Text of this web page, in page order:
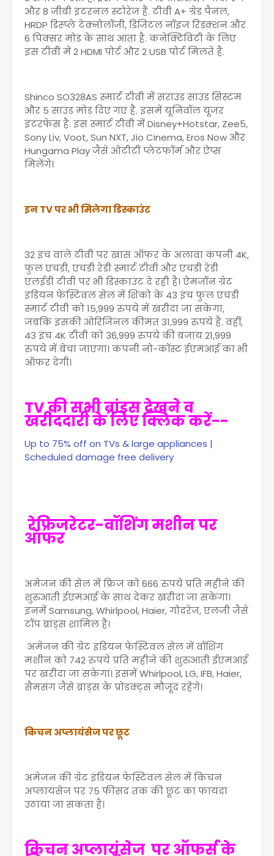
और 8 जीबी इंटरनल स्टोरेज हैं. टीवी A+ ग्रेड पैनल,
HRDP डिस्प्ले टेक्नोलॉजी, डिजिटल नॉइज रिडक्शन और
6 पिक्सर मोड के साथ आता है. कनेक्टिविटी के लिए
इस टीवी में 2 HDMI पोर्ट और 2 USB पोर्ट मिलते हैं.
Shinco SO328AS स्मार्ट टीवी में सराउंड साउंड सिस्टम
और 5 साउंड मोड दिए गए हैं. इसमें यूनिवॉल यूजर
इंटरफेस है. इस स्मार्ट टीवी में Disney+Hotstar, Zee5,
Sony Liv, Voot, Sun NXT, Jio Cinema, Eros Now और
Hungama Play जैसे ओटीटी प्लेटफॉर्म और ऐप्स
मिलेंगे।
इन TV पर भी मिलेगा डिस्काउंट
32 इंच वाले टीवी पर खास ऑफर के अलावा कंपनी 4K,
फुल एचडी, एचडी रेडी स्मार्ट टीवी और एचडी रेडी
एलईडी टीवी पर भी डिस्काउंट दे रही है। ऐमजॉन ग्रेट
इंडियन फेस्टिवल सेल में शिंको के 43 इंच फुल एचडी
स्मार्ट टीवी को 15,999 रुपये में खरीदा जा सकेगा,
जबकि इसकी ओरिजिनल कीमत 31,999 रुपये है. वहीं,
43 इंच 4K टीवी को 36,999 रुपये की बजाय 21,999
रुपये में बेचा जाएगा। कंपनी नो-कॉस्ट ईएमआई का भी
ऑफर देगी।
TV की सभी ब्रांड्स देखने व
खरीददारी के लिए क्लिक करें--
Up to 75% off on TVs & large appliances |
Scheduled damage free delivery
रेफ्रिजरेटर-वॉशिंग मशीन पर
ऑफर
अमेजन की सेल में फ्रिज को 666 रुपये प्रति महीने की
शुरुआती ईएमआई के साथ देकर खरीदा जा सकेगा।
इनमें Samsung, Whirlpool, Haier, गोदरेज, एलजी जैसे
टॉप ब्रांड्स शामिल हैं।
अमेजन की ग्रेट इंडियन फेस्टिवल सेल में वॉशिंग
मशीन को 742 रुपये प्रति महीने की शुरुआती ईएमआई
पर खरीदा जा सकेगा। इसमें Whirlpool, LG, IFB, Haier,
सैमसंग जैसे ब्रांड्स के प्रोडक्ट्स मौजूद रहेंगे।
किचन अप्लायंसेज पर छूट
अमेजन की ग्रेट इंडियन फेस्टिवल सेल में किचन
अप्लायंसेज पर 75 फीसद तक की छूट का फायदा
उठाया जा सकता है।
किचन अप्लायंसेज पर ऑफर्स के